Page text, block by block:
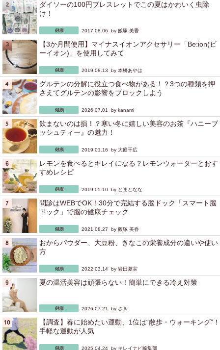
ダイソーの100円ブレスレットでこの夏はかわいく虫除
け！
2017.08.06 by 飯塚 美香
【3か月間使用】マイナスイオンアクセサリー「Be:ion(ビ
ーイオン)」を使用してみて
2019.08.13 by 本橋あやは
グルテンの分解に役立つ食べ物がある！？3つの種類を押
さえてグルテンの影響をブロックしよう
2026.07.01 by kanami
飲まないのは損！？寒い冬に嬉しい美容のお茶『ハニーブ
ッシュティー』の魅力！
2019.01.16 by 大庭千広
レモンを食べるとキレイになる？レモンウォーターとおす
すめレシピ
2019.05.10 by とまとなな
問診はWEBでOK！30分で完結する脳ドック「スマート脳
ドック」で脳の健康チェック
2021.08.27 by 飯塚 美香
おからパウダー、大豆粉、きなこの栄養成分の違いや使い
方
2022.03.14 by 岩田夏実
夏の温活美容は頑張らない！簡単にできる冷え対策
2026.07.21 by さき
【調査】春に始めたい運動、1位は“散歩・ウォーキング”！
手軽な運動が人気
2025.04.24 by キレイナビ編集部